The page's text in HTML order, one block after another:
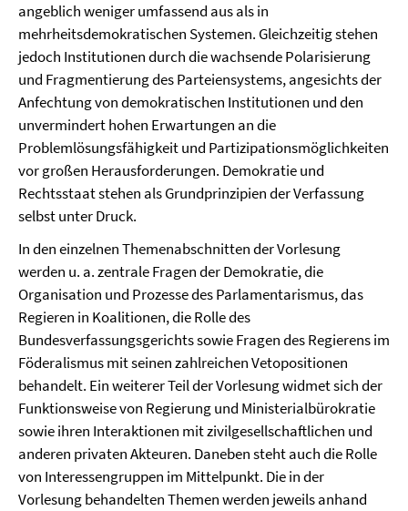
angeblich weniger umfassend aus als in
mehrheitsdemokratischen Systemen. Gleichzeitig stehen
jedoch Institutionen durch die wachsende Polarisierung
und Fragmentierung des Parteiensystems, angesichts der
Anfechtung von demokratischen Institutionen und den
unvermindert hohen Erwartungen an die
Problemlösungsfähigkeit und Partizipationsmöglichkeiten
vor großen Herausforderungen. Demokratie und
Rechtsstaat stehen als Grundprinzipien der Verfassung
selbst unter Druck.
In den einzelnen Themenabschnitten der Vorlesung
werden u. a. zentrale Fragen der Demokratie, die
Organisation und Prozesse des Parlamentarismus, das
Regieren in Koalitionen, die Rolle des
Bundesverfassungsgerichts sowie Fragen des Regierens im
Föderalismus mit seinen zahlreichen Vetopositionen
behandelt. Ein weiterer Teil der Vorlesung widmet sich der
Funktionsweise von Regierung und Ministerialbürokratie
sowie ihren Interaktionen mit zivilgesellschaftlichen und
anderen privaten Akteuren. Daneben steht auch die Rolle
von Interessengruppen im Mittelpunkt. Die in der
Vorlesung behandelten Themen werden jeweils anhand